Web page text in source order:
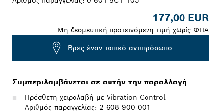
177,00 EUR
Μη δεσμευτική προτεινόμενη τιμή χωρίς ΦΠΑ
Βρες έναν τοπικό αντιπρόσωπο
Συμπεριλαμβάνεται σε αυτήν την παραλλαγή
Πρόσθετη χειρολαβή με Vibration Control
Αριθμός παραγγελίας: 2 608 900 001